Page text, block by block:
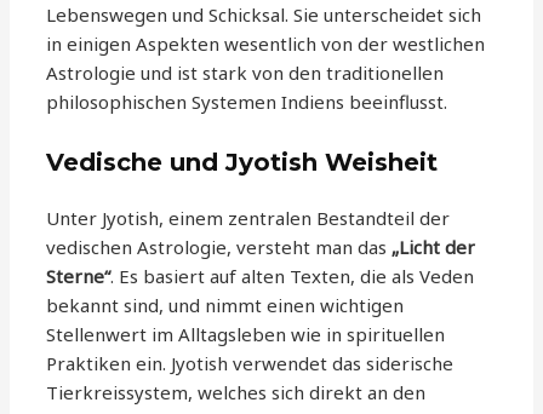
Lebenswegen und Schicksal. Sie unterscheidet sich
in einigen Aspekten wesentlich von der westlichen
Astrologie und ist stark von den traditionellen
philosophischen Systemen Indiens beeinflusst.
Vedische und Jyotish Weisheit
Unter Jyotish, einem zentralen Bestandteil der
vedischen Astrologie, versteht man das „Licht der
Sterne“. Es basiert auf alten Texten, die als Veden
bekannt sind, und nimmt einen wichtigen
Stellenwert im Alltagsleben wie in spirituellen
Praktiken ein. Jyotish verwendet das siderische
Tierkreissystem, welches sich direkt an den